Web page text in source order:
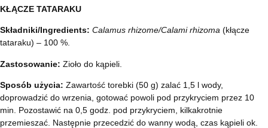
KŁĄCZE TATARAKU
Składniki/Ingredients: Calamus rhizome/Calami rhizoma (kłącze
tataraku) – 100 %.
Zastosowanie: Zioło do kąpieli.
Sposób użycia: Zawartość torebki (50 g) zalać 1,5 l wody,
doprowadzić do wrzenia, gotować powoli pod przykryciem przez 10
min. Pozostawić na 0,5 godz. pod przykryciem, kilkakrotnie
przemieszać. Następnie przecedzić do wanny wodą, czas kąpieli ok.